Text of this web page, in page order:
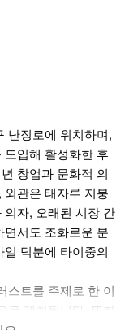
난징로에 위치하며,
입해 활성화한 후
창업과 문화적 의
관은 태자루 지붕
자, 오래된 시장 간
서도 조화로운 분
덕분에 타이중의
스트를 주제로 한 이
로 개최됩니다. 또한